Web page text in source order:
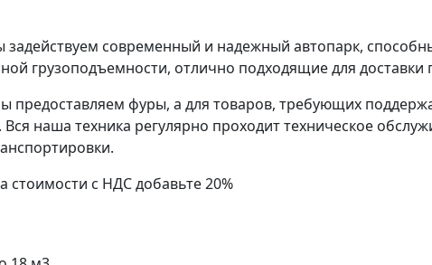
современный и надежный автопарк,
грузоподъемности, отлично подходящие для доставки
предоставляем фуры, а для товаров, требующих
наша техника регулярно проходит техническое
с НДС добавьте 20%